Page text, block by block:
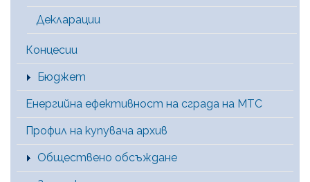
Декларации
Концесии
Бюджет
Енергийна ефективност на сграда на МТС
Профил на купувача архив
Обществено обсъждане